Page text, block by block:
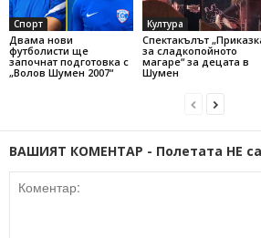
Спорт
Двама нови
футболисти ще
започнат подготовка с
„Волов Шумен 2007“
Култура
Спектакълът
за сладкопойното
магаре“ за децата в
Шумен
ВАШИЯТ КОМЕНТАР - Полетата НЕ